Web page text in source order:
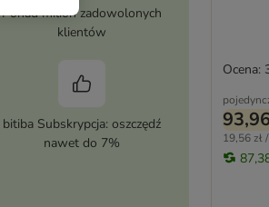
Ponad milion zadowolonych
klientów
bitiba Subskrypcja: oszczędź
nawet do 7%
19,56 zł
Ocena: